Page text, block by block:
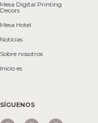
Mesa Digital Printing
Decors
Mesa Hotel
Noticias
Sobre nosotros
Inicio es
SÍGUENOS